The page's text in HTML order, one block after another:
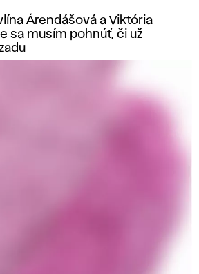
Árendášová a Viktória
sa musím pohnúť, či už